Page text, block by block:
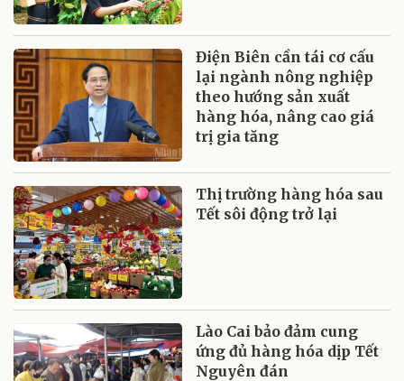
Điện Biên cần tái cơ cấu
lại ngành nông nghiệp
theo hướng sản xuất
hàng hóa, nâng cao giá
trị gia tăng
Thị trường hàng hóa sau
Tết sôi động trở lại
Lào Cai bảo đảm cung
ứng đủ hàng hóa dịp Tết
Nguyên đán